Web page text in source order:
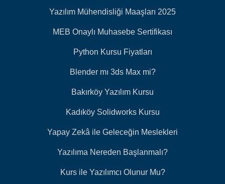
Yazılım Mühendisliği Maaşları 2025
MEB Onaylı Muhasebe Sertifikası
Python Kursu Fiyatları
Blender mı 3ds Max mi?
Bakırköy Yazılım Kursu
Kadıköy Solidworks Kursu
Yapay Zekâ ile Geleceğin Meslekleri
Yazılıma Nereden Başlanmalı?
Kurs ile Yazılımcı Olunur Mu?